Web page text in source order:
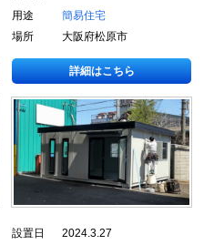
用途
簡易住宅
場所
大阪府松原市
詳細はこちら
設置日
2024.3.27